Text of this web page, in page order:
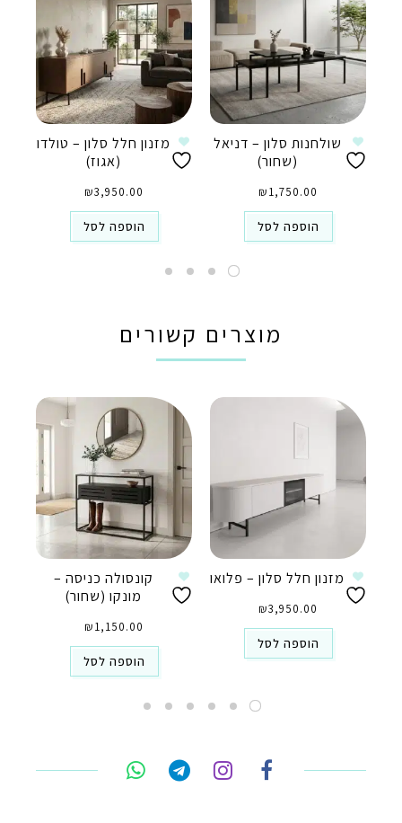
שולחנות סלון – דניאל
(שחור)
₪1,750.00
הוספה לסל
מזנון חלל סלון – טולדו
(אגוז)
₪3,950.00
הוספה לסל
מוצרים קשורים
מזנון חלל סלון – פלואו
₪3,950.00
הוספה לסל
קונסולה כניסה –
מונקו (שחור)
₪1,150.00
הוספה לסל